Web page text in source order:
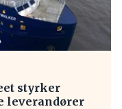
styrker
leverandører